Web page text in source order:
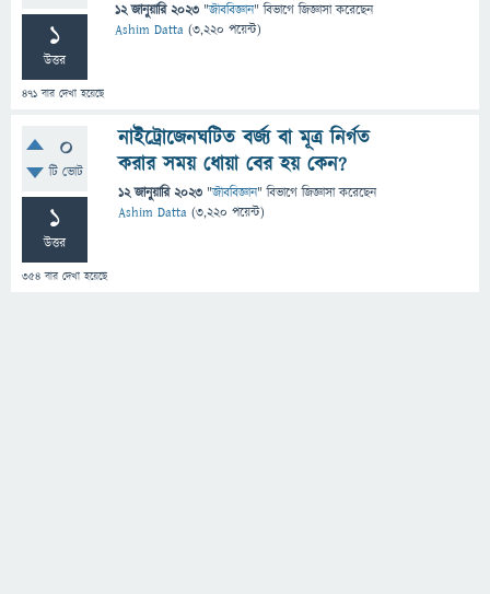
1
উত্তর
471 বার দেখা হয়েছে
12 জানুয়ারি 2023 "জীববিজ্ঞান" বিভাগে জিজ্ঞাসাকরেছেন
Ashim Datta (3,220 পয়েন্ট)
0
টি ভোট
1
উত্তর
354 বার দেখা হয়েছে
নাইট্রোজেনঘটিত বর্জ্য বা মূত্র নির্গত
করার সময় ধোয়া বের হয় কেন?
12 জানুয়ারি 2023 "জীববিজ্ঞান" বিভাগে জিজ্ঞাসাকরেছেন
Ashim Datta (3,220 পয়েন্ট)